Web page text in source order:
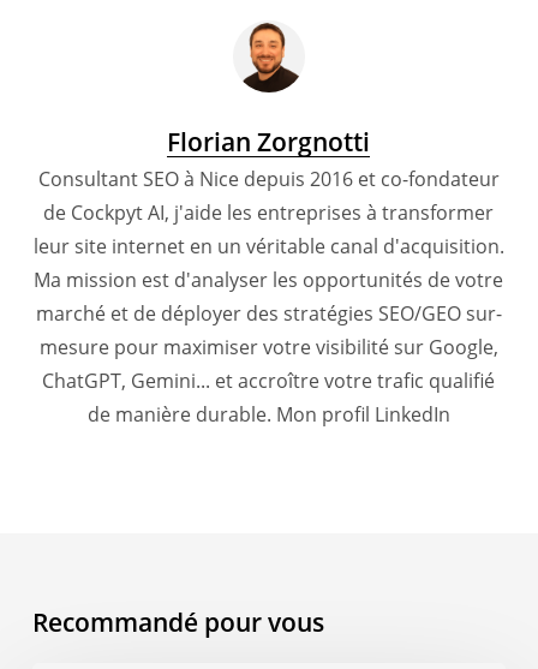
Florian Zorgnotti
Consultant SEO à Nice depuis 2016 et co-fondateur
de Cockpyt AI, j'aide les entreprises à transformer
leur site internet en un véritable canal d'acquisition.
Ma mission est d'analyser les opportunités de votre
marché et de déployer des stratégies SEO/GEO sur-
mesure pour maximiser votre visibilité sur Google,
ChatGPT, Gemini... et accroître votre trafic qualifié
de manière durable. Mon profil LinkedIn
Recommandé pour vous